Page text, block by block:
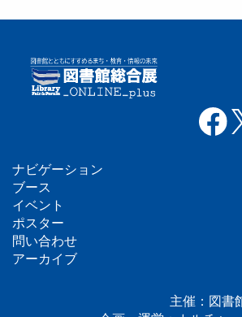
フ
ッ
タ
ナビゲーション
ブース
イベント
ポスター
問い合わせ
アーカイブ
主催：図書